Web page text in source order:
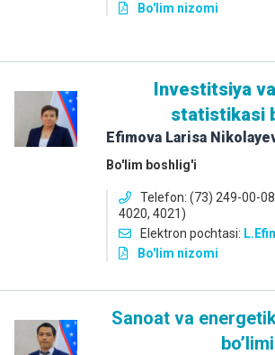
Bo'lim nizomi
Investitsiya
statistikasi
Efimova Larisa
Bo'lim boshlig'i
Telefon: (73) 249-00-
4020, 4021)
Elektron pochtasi:
Bo'lim nizomi
Sanoat va
boʼlimi